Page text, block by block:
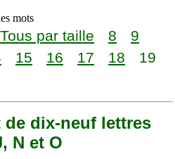
mots
Tous par taille 8
9
15 16 17 18
19
dix-neuf lettres
N et O